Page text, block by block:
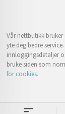
Vår nettbutikk
yte deg bedre
innloggingsdetaljer
bruke siden som
for cookies.